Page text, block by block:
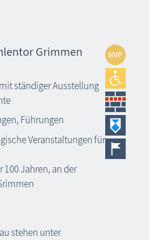
Grimmen
ständiger Ausstellung
Führungen
Veranstaltungen für
100 Jahren, an der
stehen unter